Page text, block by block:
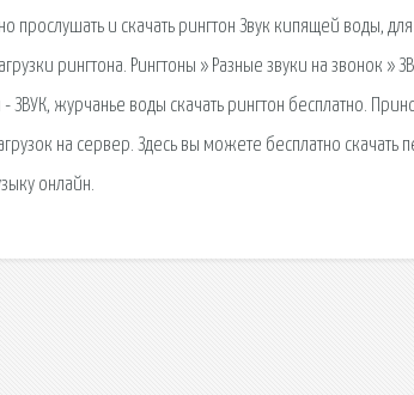
и скачать рингтон Звук кипящей воды, для
рингтона. Рингтоны » Разные звуки на звонок »
ЗВУК, журчанье воды скачать рингтон бесплатно.
на сервер. Здесь вы можете бесплатно скачать
онлайн.